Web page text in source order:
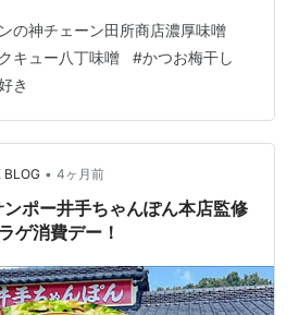
は直に粉末スープ・別袋で「麺場
」・かやく（味付豚肉・にら・ポ
てます。麺は太麺です。 インスタ
く（豆腐・わかめ・ねぎ）が余っ
容器で戻しておきます。 八丁味噌
・にんにく…
の神チェーン田所商店濃厚味噌
キュー八丁味噌 #かつお梅干し
き
BLOG • 4ヶ月前
ポー井手ちゃんぽん本店監修
ゲ消費デー！